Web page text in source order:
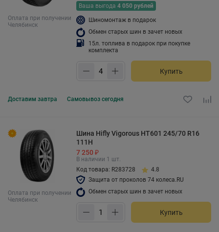
Оплата при получении
Челябинск
Ваша выгода 4 050 рублей
Шиномонтаж в подарок
Обмен старых шин в зачет новых
15л. топлива в подарок при покупке
комплекта
Купить
Доставим завтра Самовывоз сегодня
Оплата при получении
Челябинск
Шина Hifly Vigorous HT601 245/70 R16
111H
7 250 ₽
В наличии 1 шт.
Код товара: R283728
4.8
Защита от проколов 74 колеса.RU
Обмен старых шин в зачет новых
Купить